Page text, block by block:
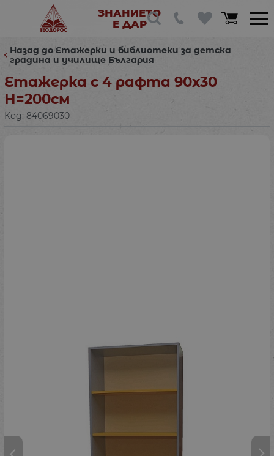
ЗНАНИЕТО
Е ДАР
Назад до Етажерки и библиотеки за детска
градина и училище България
Етажерка с 4 рафта 90х30
Н=200см
Код: 84069030